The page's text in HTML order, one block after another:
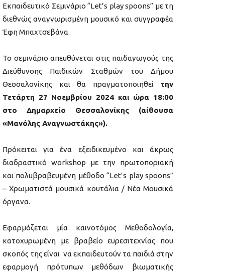
Εκπαιδευτικό Σεμινάριο “Let’s play spoons” με τη
διεθνώς αναγνωρισμένη μουσικό και συγγραφέα
Έφη Μπαχτσεβάνα.
Το σεμινάριο απευθύνεται στις παιδαγωγούς της
Διεύθυνσης Παιδικών Σταθμών του Δήμου
Θεσσαλονίκης και θα πραγματοποιηθεί την
Τετάρτη 27 Νοεμβρίου 2024 και ώρα 18:00
στο Δημαρχείο Θεσσαλονίκης (αίθουσα
«Μανόλης Αναγνωστάκης»).
Πρόκειται για ένα εξειδικευμένο και άκρως
διαδραστικό workshop με την πρωτοποριακή
και πολυβραβευμένη μέθοδο “Let’s play spoons”
– Χρωματιστά μουσικά κουτάλια / Νέα Μουσικά
όργανα.
Εφαρμόζεται μία καινοτόμος Μεθοδολογία,
κατοχυρωμένη με βραβείο ευρεσιτεχνίας που
σκοπός της είναι να εκπαιδευτούν τα παιδιά στην
εφαρμογή πρότυπων μεθόδων βιωματικής